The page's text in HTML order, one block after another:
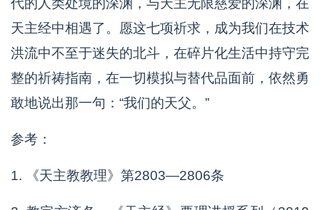
代的人类处境的深渊，与天主无限慈爱的深渊，在
天主经中相遇了。愿这七项祈求，成为我们在技术
洪流中不至于迷失的北斗，在碎片化生活中持守完
整的祈祷指南，在一切模拟与替代品面前，依然勇
敢地说出那一句：“我们的天父。”
参考：
1. 《天主教教理》第2803—2806条